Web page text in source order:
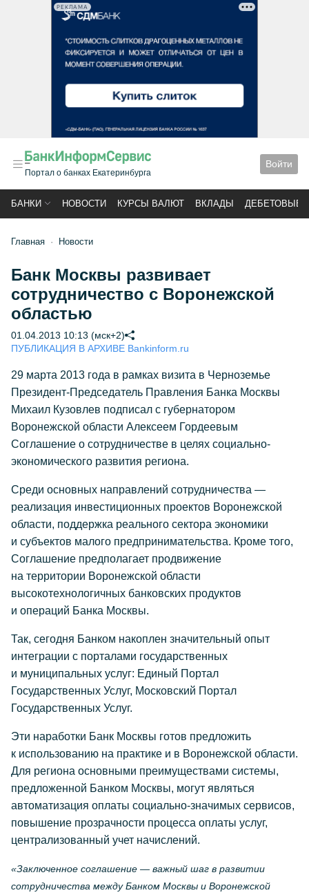
РЕКЛАМА
Портал о банках Екатеринбурга
Войти
БАНКИ НОВОСТИ КУРСЫ ВАЛЮТ ВКЛАДЫ ДЕБЕТОВЫЕ
Главная Новости
Банк Москвы развивает
сотрудничество с Воронежской
областью
01.04.2013 10:13 (мск+2)
ПУБЛИКАЦИЯ В АРХИВЕ Bankinform.ru
29 марта 2013 года в рамках визита в Черноземье
Президент-Председатель Правления Банка Москвы
Михаил Кузовлев подписал с губернатором
Воронежской области Алексеем Гордеевым
Соглашение о сотрудничестве в целях социально-
экономического развития региона.
Среди основных направлений сотрудничества —
реализация инвестиционных проектов Воронежской
области, поддержка реального сектора экономики
и субъектов малого предпринимательства. Кроме того,
Соглашение предполагает продвижение
на территории Воронежской области
высокотехнологичных банковских продуктов
и операций Банка Москвы.
Так, сегодня Банком накоплен значительный опыт
интеграции с порталами государственных
и муниципальных услуг: Единый Портал
Государственных Услуг, Московский Портал
Государственных Услуг.
Эти наработки Банк Москвы готов предложить
к использованию на практике и в Воронежской области.
Для региона основными преимуществами системы,
предложенной Банком Москвы, могут являться
автоматизация оплаты социально-значимых сервисов,
повышение прозрачности процесса оплаты услуг,
централизованный учет начислений.
«Заключенное соглашение — важный шаг в развитии
сотрудничества между Банком Москвы и Воронежской